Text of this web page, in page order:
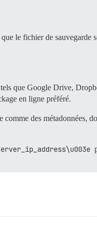
le fichier de sauvegarde
tels que Google Drive,
en ligne préféré.
des métadonnées,